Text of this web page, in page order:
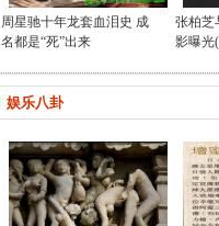
周星驰十年龙套血泪史 成
名都是“死”出来
张柏芝
影曝光
娱乐八卦